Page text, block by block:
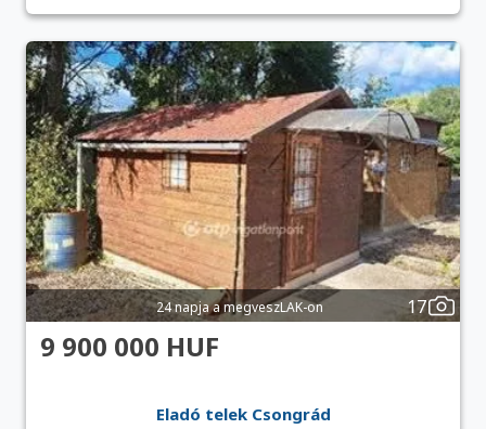
24 napja a megveszLAK-on 17
9 900 000 HUF
Eladó telek Csongrád